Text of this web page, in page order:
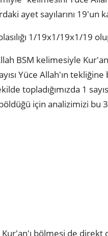
ayet sayılarını 19'un
1/19x1/19x1/19
BSM kelimesiyle
Yüce Allah'ın
topladığımızda 1
için analizimizi bu
bölmesi de direkt